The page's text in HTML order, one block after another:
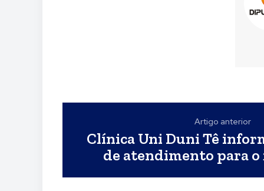
Artigo anterior
Clínica Uni Duni Tê
de atendimento para o